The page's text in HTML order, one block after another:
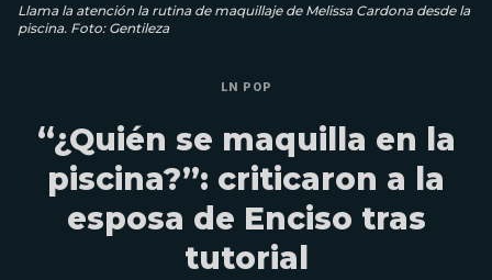
Llama la atención la rutina de maquillaje de Melissa Cardona desde la
piscina. Foto: Gentileza
LN POP
“¿Quién se maquilla en la
piscina?”: criticaron a la
esposa de Enciso tras
tutorial